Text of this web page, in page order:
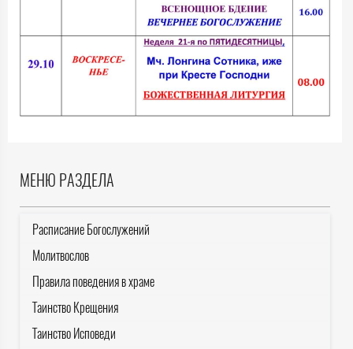
МЕНЮ РАЗДЕЛА
Расписание Богослужений
Молитвослов
Правила поведения в храме
Таинство Крещения
Таинство Исповеди